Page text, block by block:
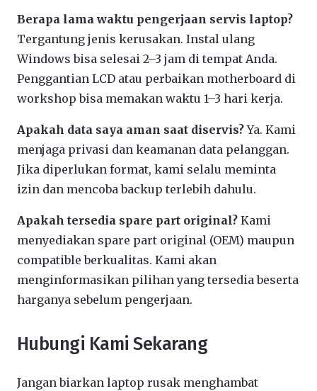
Berapa lama waktu pengerjaan servis laptop?
Tergantung jenis kerusakan. Instal ulang
Windows bisa selesai 2–3 jam di tempat Anda.
Penggantian LCD atau perbaikan motherboard di
workshop bisa memakan waktu 1–3 hari kerja.
Apakah data saya aman saat diservis?Ya. Kami
menjaga privasi dan keamanan data pelanggan.
Jika diperlukan format, kami selalu meminta
izin dan mencoba backup terlebih dahulu.
Apakah tersedia spare part original? Kami
menyediakan spare part original (OEM) maupun
compatible berkualitas. Kami akan
menginformasikan pilihan yang tersedia beserta
harganya sebelum pengerjaan.
Hubungi Kami Sekarang
Jangan biarkan laptop rusak menghambat